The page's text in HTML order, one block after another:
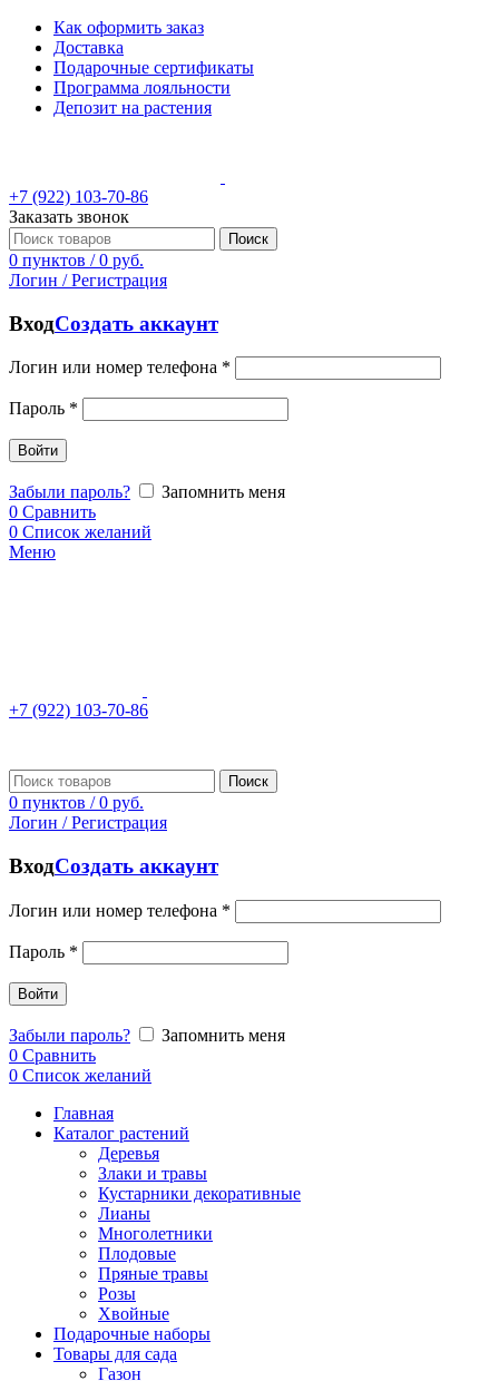
Как оформить заказ
Доставка
Подарочные сертификаты
Программа лояльности
Депозит на растения
+7 (922) 103-70-86
Заказать звонок
Поиск
0 пунктов / 0 руб.
Логин / Регистрация
ВходСоздать аккаунт
Логин или номер телефона *
Пароль *
Войти
Забыли пароль?
Запомнить меня
0 Сравнить
0 Список желаний
Меню
+7 (922) 103-70-86
Поиск
0 пунктов / 0 руб.
Логин / Регистрация
ВходСоздать аккаунт
Логин или номер телефона *
Пароль *
Войти
Забыли пароль?
Запомнить меня
0 Сравнить
0 Список желаний
Главная
Каталог растений
Деревья
Злаки и травы
Кустарники декоративные
Лианы
Многолетники
Плодовые
Пряные травы
Розы
Хвойные
Подарочные наборы
Товары для сада
Газон